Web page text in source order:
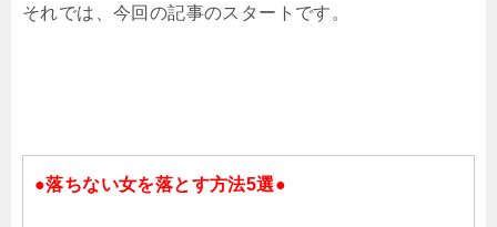
それでは、今回の記事のスタートです。
●落ちない女を落とす方法5選●